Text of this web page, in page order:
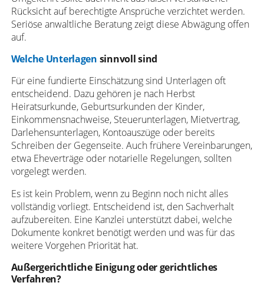
Rücksicht auf berechtigte Ansprüche verzichtet werden.
Seriöse anwaltliche Beratung zeigt diese Abwägung offen
auf.
Welche Unterlagen sinnvoll sind
Für eine fundierte Einschätzung sind Unterlagen oft
entscheidend. Dazu gehören je nach Herbst
Heiratsurkunde, Geburtsurkunden der Kinder,
Einkommensnachweise, Steuerunterlagen, Mietvertrag,
Darlehensunterlagen, Kontoauszüge oder bereits
Schreiben der Gegenseite. Auch frühere Vereinbarungen,
etwa Eheverträge oder notarielle Regelungen, sollten
vorgelegt werden.
Es ist kein Problem, wenn zu Beginn noch nicht alles
vollständig vorliegt. Entscheidend ist, den Sachverhalt
aufzubereiten. Eine Kanzlei unterstützt dabei, welche
Dokumente konkret benötigt werden und was für das
weitere Vorgehen Priorität hat.
Außergerichtliche Einigung oder gerichtliches
Verfahren?